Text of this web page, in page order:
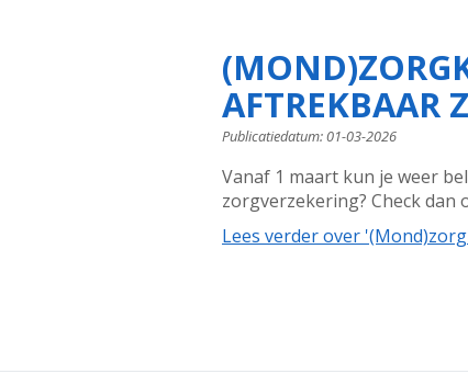
AFTREKBAAR
Publicatiedatum:01-03-2026
Vanaf 1 maart kun je weer
zorgverzekering? Check dan
Lees verderover